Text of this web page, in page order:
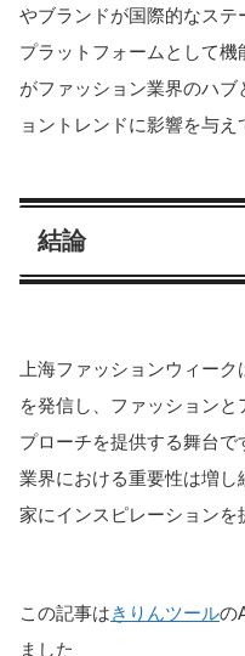
やブランドが国際的なス
プラットフォームとして
がファッション業界のハ
ョントレンドに影響を与え
結論
上海ファッションウィー
を発信し、ファッション
プローチを提供する舞台
業界における重要性は増
家にインスピレーションを
この記事はきりんツールの
ました